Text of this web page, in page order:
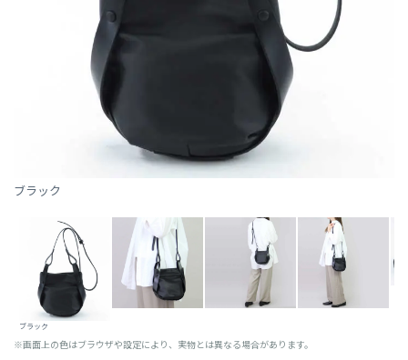
ブラック
ブラック
※画面上の色はブラウザや設定により、実物とは異なる場合があります。